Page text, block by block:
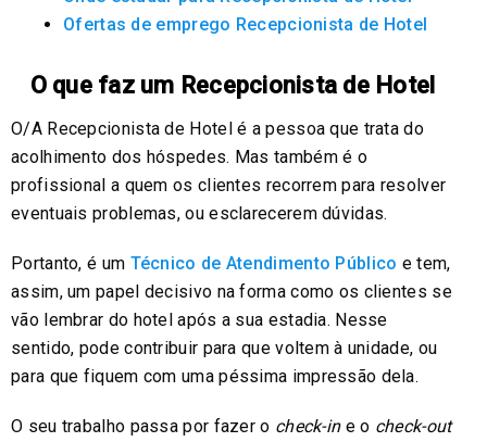
Ofertas de emprego Recepcionista de Hotel
O que faz um Recepcionista de Hotel
O/A Recepcionista de Hotel é a pessoa que trata do
acolhimento dos hóspedes. Mas também é o
profissional a quem os clientes recorrem para resolver
eventuais problemas, ou esclarecerem dúvidas.
Portanto, é um Técnico de Atendimento Público e tem,
assim, um papel decisivo na forma como os clientes se
vão lembrar do hotel após a sua estadia. Nesse
sentido, pode contribuir para que voltem à unidade, ou
para que fiquem com uma péssima impressão dela.
O seu trabalho passa por fazer o check-ine o check-out